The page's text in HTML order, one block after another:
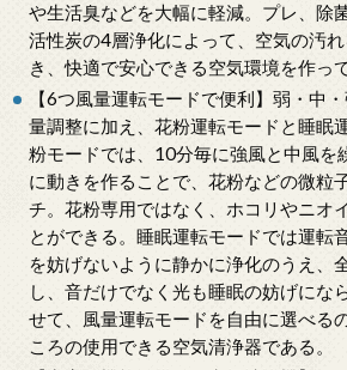
や生活臭などを大幅に軽減。プレ、除
活性炭の4層浄化によって、空気の汚
き、快適で安心できる空気環境を作っ
【6つ風量運転モードで便利】弱・中
量調整に加え、花粉運転モードと睡眠
粉モードでは、10分毎に強風と中風を
に動きを作ることで、花粉などの微粒
チ。花粉専用ではなく、ホコリやニオ
とができる。睡眠運転モードでは運転
を妨げないように静かに浄化のうえ、
し、音だけでなく光も睡眠の妨げにな
せて、風量運転モードを自由に選べる
ころの使用できる空気清浄器である。